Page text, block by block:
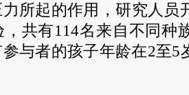
所起的作用，研究人员
共有114名来自不同种
与者的孩子年龄在2至5